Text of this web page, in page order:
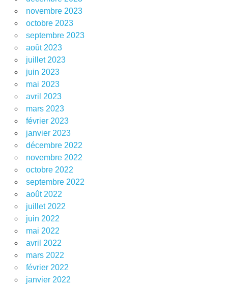
novembre 2023
octobre 2023
septembre 2023
août 2023
juillet 2023
juin 2023
mai 2023
avril 2023
mars 2023
février 2023
janvier 2023
décembre 2022
novembre 2022
octobre 2022
septembre 2022
août 2022
juillet 2022
juin 2022
mai 2022
avril 2022
mars 2022
février 2022
janvier 2022